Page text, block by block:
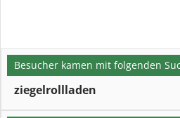
Besucher kamen mit folgenden
ziegelrollladen